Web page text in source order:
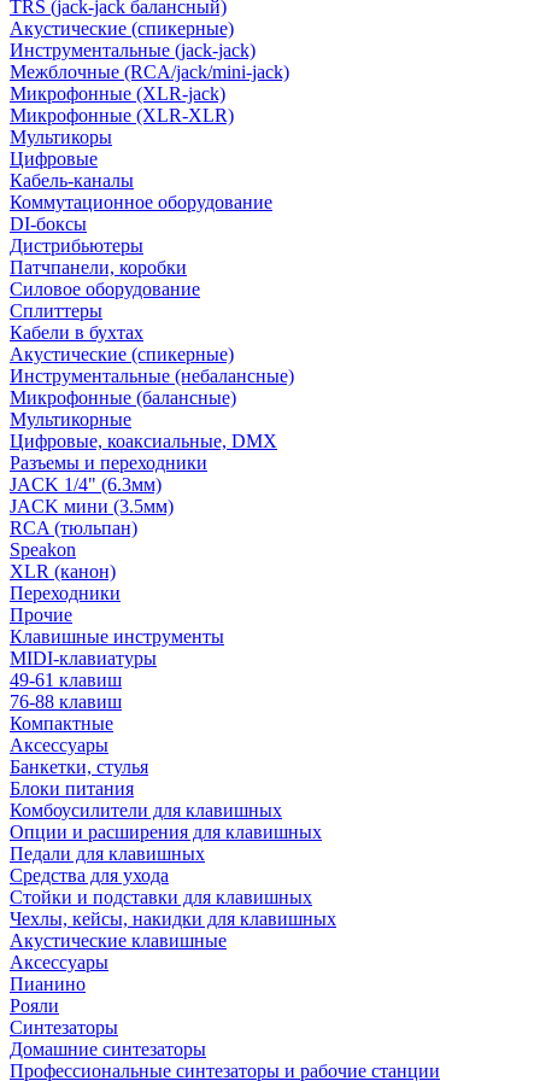
TRS (jack-jack балансный)
Акустические (спикерные)
Инструментальные (jack-jack)
Межблочные (RCA/jack/mini-jack)
Микрофонные (XLR-jack)
Микрофонные (XLR-XLR)
Мультикоры
Цифровые
Кабель-каналы
Коммутационное оборудование
DI-боксы
Дистрибьютеры
Патчпанели, коробки
Силовое оборудование
Сплиттеры
Кабели в бухтах
Акустические (спикерные)
Инструментальные (небалансные)
Микрофонные (балансные)
Мультикорные
Цифровые, коаксиальные, DMX
Разъемы и переходники
JACK 1/4" (6.3мм)
JACK мини (3.5мм)
RCA (тюльпан)
Speakon
XLR (канон)
Переходники
Прочие
Клавишные инструменты
MIDI-клавиатуры
49-61 клавиш
76-88 клавиш
Компактные
Аксессуары
Банкетки, стулья
Блоки питания
Комбоусилители для клавишных
Опции и расширения для клавишных
Педали для клавишных
Средства для ухода
Стойки и подставки для клавишных
Чехлы, кейсы, накидки для клавишных
Акустические клавишные
Аксессуары
Пианино
Рояли
Синтезаторы
Домашние синтезаторы
Профессиональные синтезаторы и рабочие станции